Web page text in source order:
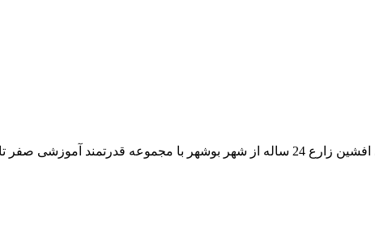
گیتار با علیرضا نصوحی.